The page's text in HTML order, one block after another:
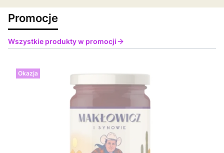
Promocje
Wszystkie produkty w promocji
Okazja